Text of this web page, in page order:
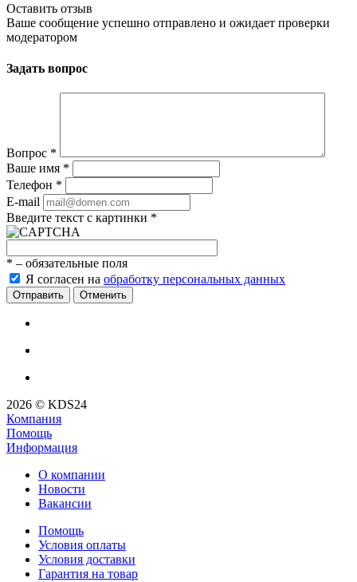
Оставить отзыв
Ваше сообщение успешно отправлено и ожидает проверки
модератором
Задать вопрос
Вопрос *
Ваше имя *
Телефон *
E-mail
Введите текст с картинки *
* – обязательные поля
Я согласен на обработку персональных данных
Отменить
2026 © KDS24
Компания
Помощь
Информация
О компании
Новости
Вакансии
Помощь
Условия оплаты
Условия доставки
Гарантия на товар